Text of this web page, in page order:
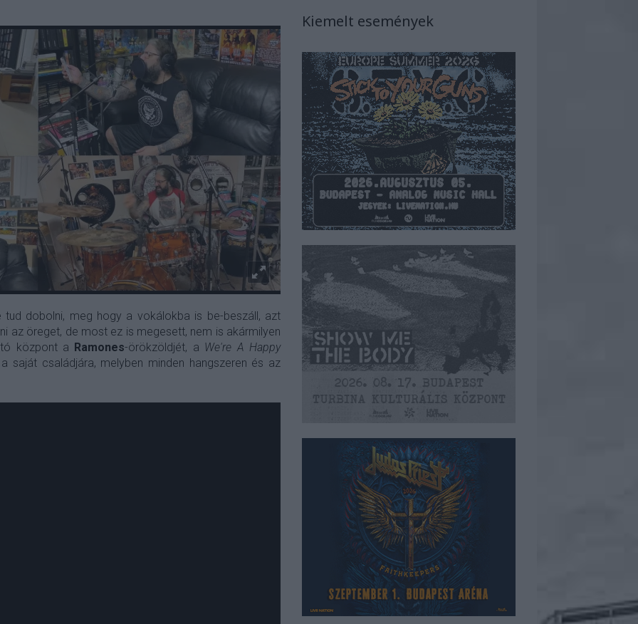
tud dobolni, meg hogy a vokálokba is be-beszáll, azt
az öreget, de most ez is megesett, nem is akármilyen
központ a Ramones-örökzöldjét, a We're A Happy
saját családjára, melyben minden hangszeren és az
Kiemelt események